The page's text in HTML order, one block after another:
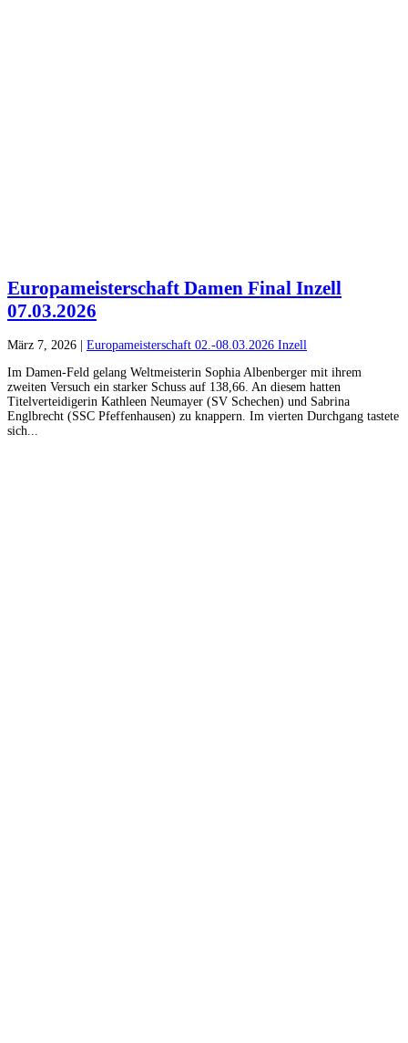
Europameisterschaft Damen Final Inzell
07.03.2026
März 7, 2026
Europameisterschaft 02.-08.03.2026 Inzell
Im Damen-Feld gelang Weltmeisterin Sophia Albenberger mit ihrem
zweiten Versuch ein starker Schuss auf 138,66. An diesem hatten
Titelverteidigerin Kathleen Neumayer (SV Schechen) und Sabrina
Englbrecht (SSC Pfeffenhausen) zu knappern. Im vierten Durchgang tastete
sich...